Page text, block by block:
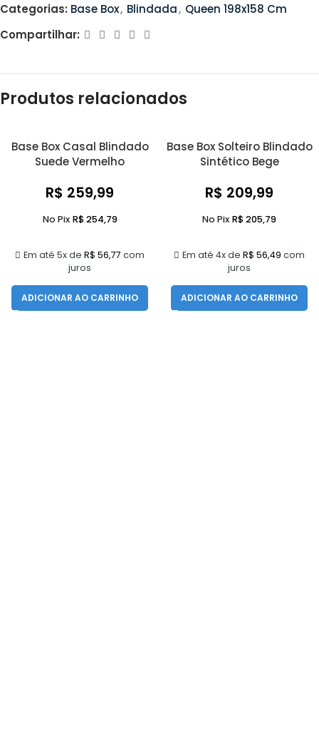
Categorias: Base Box, Blindada, Queen 198x158 Cm
Compartilhar:
Produtos relacionados
Base Box Casal Blindado
Suede Vermelho
R$ 259,99
Em até 5x de R$ 56,77 com
juros
No Pix R$254,79
ADICIONAR AO CARRINHO
Base Box Solteiro Blindado
Sintético Bege
R$ 209,99
Em até 4x de R$ 56,49 com
juros
No Pix R$205,79
ADICIONAR AO CARRINHO